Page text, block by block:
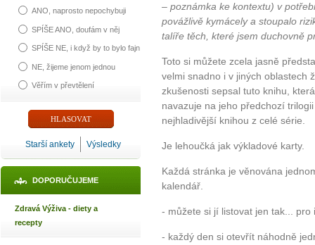
ANO, naprosto nepochybuji
SPÍŠE ANO, doufám v něj
SPÍŠE NE, i když by to bylo fajn
NE, žijeme jenom jednou
Věřím v převtělení
Starší ankety Výsledky
DOPORUČUJEME
Zdravá Výživa - diety a
recepty
– poznámka ke kontextu) v
povážlivě kymácely a stoupalo
talíře těch, které jsem duchovně
Toto si můžete zcela jasně
velmi snadno i v jiných oblastech
zkušenosti sepsal tuto knihu,
navazuje na jeho předchozí
nejhladivější knihou z celé série.
Je lehoučká jak výkladové karty.
Každá stránka je věnována
kalendář.
- můžete si jí listovat jen tak... pro
- každý den si otevřít náhodně